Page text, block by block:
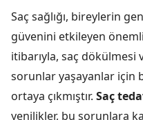
Saç sağlığı, bireylerin
güvenini etkileyen
itibarıyla, saç dökülmesi
sorunlar yaşayanlar için
ortaya çıkmıştır. Saç
yenilikler, bu sorunlara